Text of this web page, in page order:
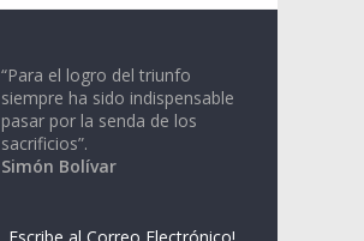
“Para el logro del triunfo
siempre ha sido indispensable
pasar por la senda de los
sacrificios”.
Simón Bolívar